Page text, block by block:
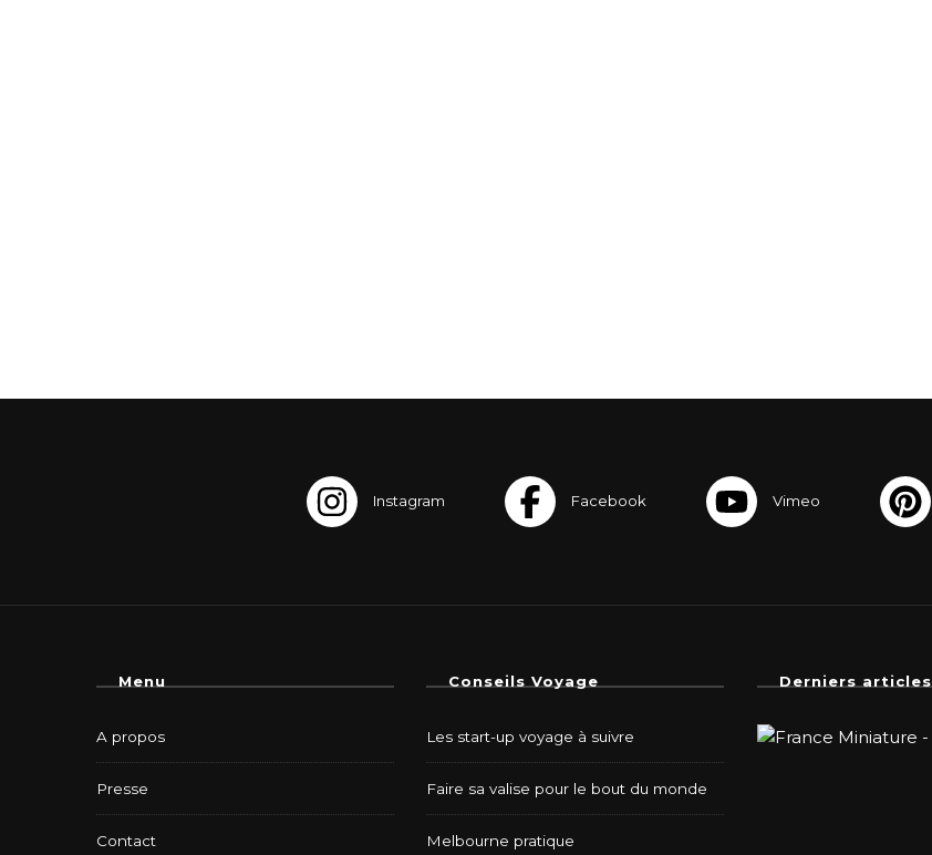
Menu
A propos
Presse
Contact
Conseils Voyage
Les start-up voyage à suivre
Faire sa valise pour le bout du monde
Melbourne pratique
Derniers articles